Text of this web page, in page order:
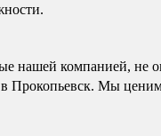
нашей компанией, не
в Прокопьевск. Мы